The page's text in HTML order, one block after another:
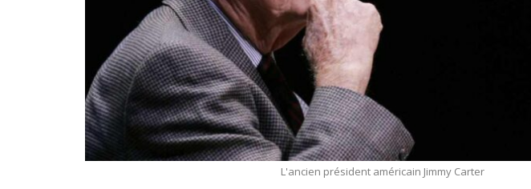
L'ancien président américain Jimmy Carter